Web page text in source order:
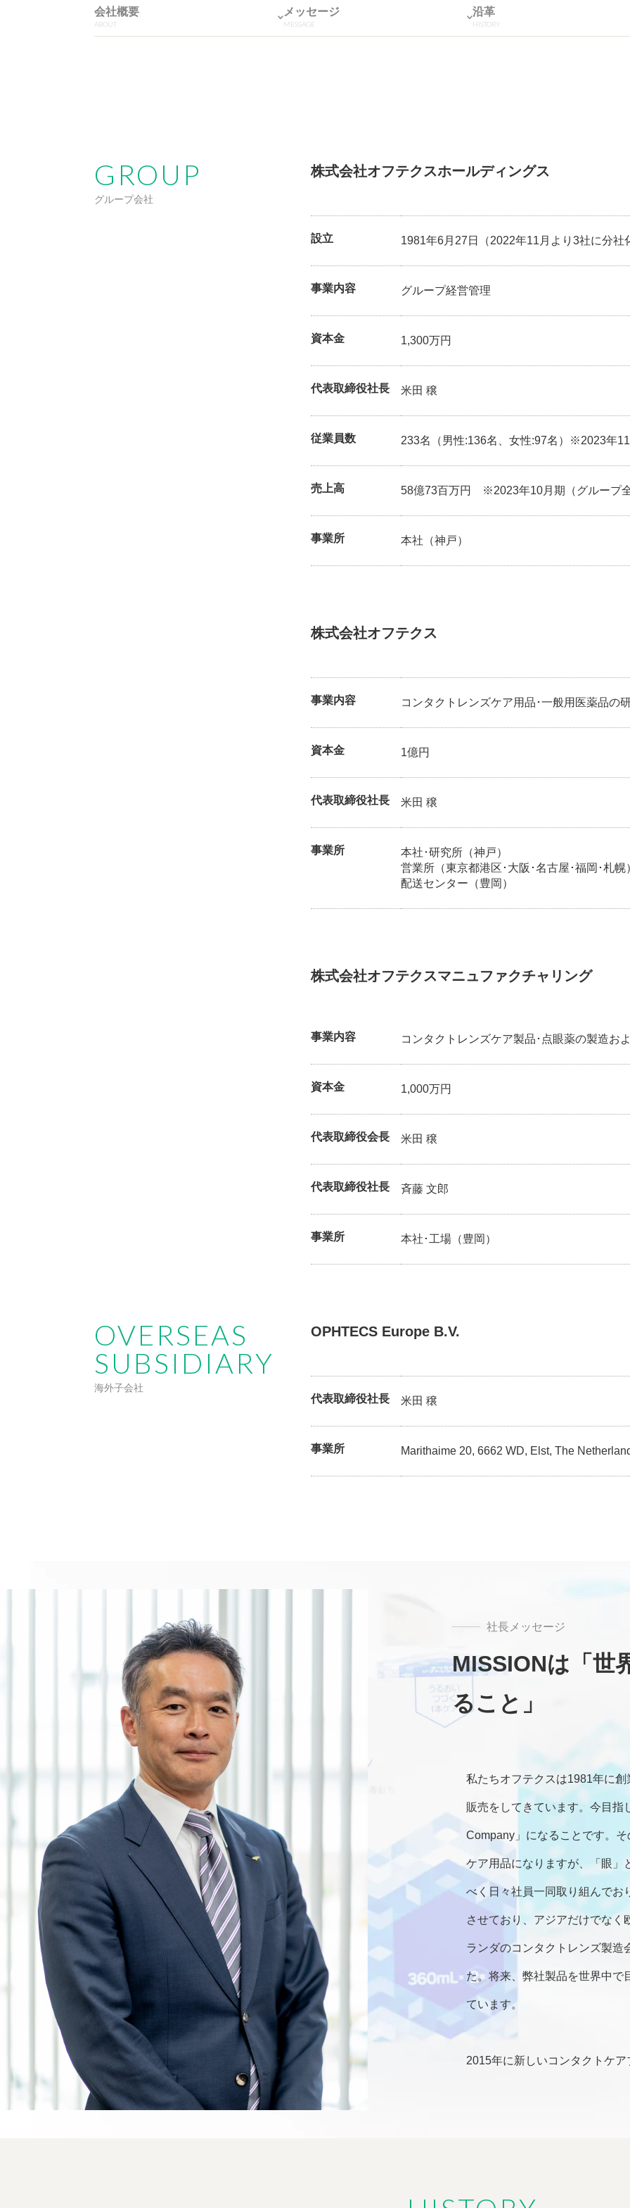
会社概要
ABOUT
メッセージ
MESSAGE
沿革
HISTORY
GROUP
グループ会社
株式会社オフテクスホールディングス
設立 1981年6月27日（2022年11月より3社に分社
事業内容 グループ経営管理
資本金 1,300万円
代表取締役社長 米田 穣
従業員数 233名（男性:136名、女性:97名）※2023年
売上高 58億73百万円 ※2023年10月期（グループ
事業所 本社（神戸）
株式会社オフテクス
事業内容 コンタクトレンズケア用品･一般用医薬品の
資本金 1億円
代表取締役社長 米田 穣
事業所
本社･研究所（神戸）
営業所（東京都港区･大阪･名古屋･福岡･札幌
配送センター（豊岡）
株式会社オフテクスマニュファクチャリング
事業内容 コンタクトレンズケア製品･点眼薬の製造お
資本金 1,000万円
代表取締役会長 米田 穣
代表取締役社長 斉藤 文郎
事業所 本社･工場（豊岡）
OVERSEAS
SUBSIDIARY
海外子会社
OPHTECS Europe B.V.
代表取締役社長 米田 穣
事業所 Marithaime 20, 6662 WD, Elst, The
社長メッセージ
MISSIONは「世
ること」
私たちオフテクスは1981年に
販売をしてきています。今目指
Company」になることです。
ケア用品になりますが、「眼」
べく日々社員一同取り組んでお
させており、アジアだけでな
ランダのコンタクトレンズ製造
た。将来、弊社製品を世界中で
ています。
2015年に新しいコンタクトケ
いずれも製品力にこだわった、